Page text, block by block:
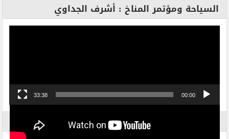
السياحة ومؤتمر المناخ : أشرف الجداوي
00:00
33:38